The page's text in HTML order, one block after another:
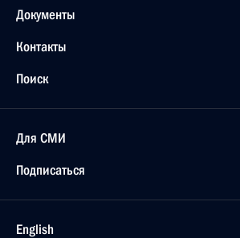
Документы
Контакты
Поиск
Для СМИ
Подписаться
English